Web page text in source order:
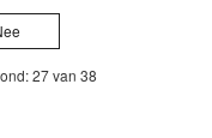
27 van 38